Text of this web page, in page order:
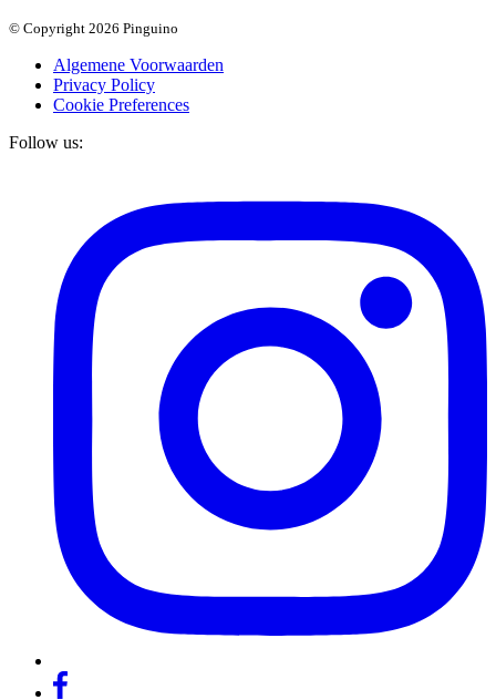
© Copyright 2026 Pinguino
Algemene Voorwaarden
Privacy Policy
Cookie Preferences
Follow us: